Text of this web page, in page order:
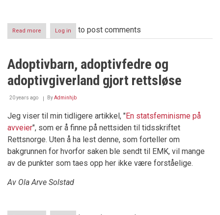
Read more
Herman
har
over
Norge
Log in to post comments
Adoptivbarn, adoptivfedre og
adoptivgiverland gjort rettsløse
20 years ago ByAdminhjb
Jeg viser til min tidligere artikkel, "En statsfeminisme på
avveier", som er å finne på nettsiden til tidsskriftet
Rettsnorge. Uten å ha lest denne, som forteller om
bakgrunnen for hvorfor saken ble sendt til EMK, vil mange
av de punkter som taes opp her ikke være forståelige.
Av Ola Arve Solstad